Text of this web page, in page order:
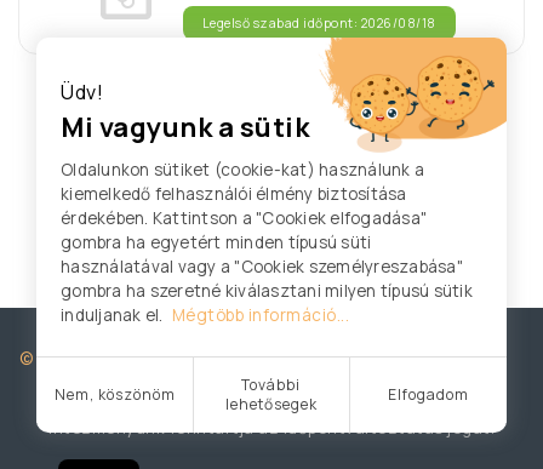
Legelső szabad időpont: 2026/08/18
© Hám János Orvosi Központ
Felhasználási feltételek
Powered by
Intézményünk fenntartja az időpontváltoztatás jogát.
Üdv!
Mi vagyunk a sütik
Oldalunkon sütiket (cookie-kat) használunk a
kiemelkedő felhasználói élmény biztosítása
érdekében. Kattintson a "Cookiek elfogadása"
gombra ha egyetért minden típusú süti
használatával vagy a "Cookiek személyreszabása"
gombra ha szeretné kiválasztani milyen típusú sütik
induljanak el. Mégtöbb információ...
Nem, köszönöm
További
lehetősegek
Elfogadom